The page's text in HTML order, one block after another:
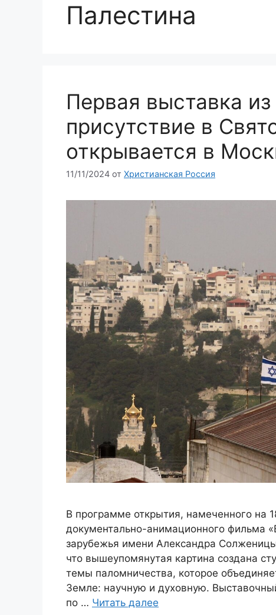
Палестина
Первая выставка
присутствие в
открывается в
11/11/2024 от Христианская Россия
В программе открытия, намеченного на
документально-анимационного фильма
зарубежья имени Александра
что вышеупомянутая картина создана
темы паломничества, которое
Земле: научную и духовную.
по … Читать далее